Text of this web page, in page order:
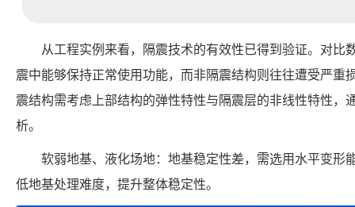
从工程实例来看，隔震技术的有效性已得到验证。对比
震中能够保持正常使用功能，而非隔震结构则往往遭受严重
震结构需考虑上部结构的弹性特性与隔震层的非线性特性，
析。
软弱地基、液化场地：地基稳定性差，需选用水平变形
低地基处理难度，提升整体稳定性。